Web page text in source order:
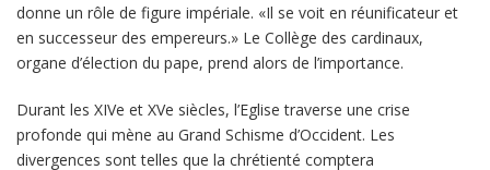
donne un rôle de figure impériale. «Il se voit en réunificateur et
en successeur des empereurs.» Le Collège des cardinaux,
organe d’élection du pape, prend alors de l’importance.
Durant les XIVe et XVe siècles, l’Eglise traverse une crise
profonde qui mène au Grand Schisme d’Occident. Les
divergences sont telles que la chrétienté comptera